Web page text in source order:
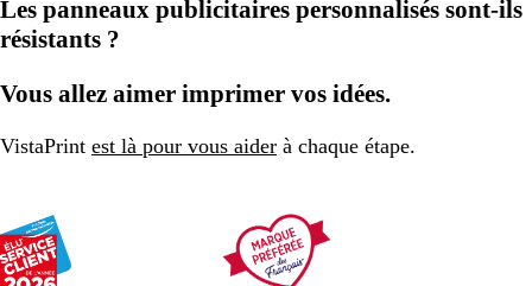
Les panneaux publicitaires personnalisés sont-ils
résistants ?
Vous allez aimer imprimer vos idées.
VistaPrint est là pour vous aider à chaque étape.